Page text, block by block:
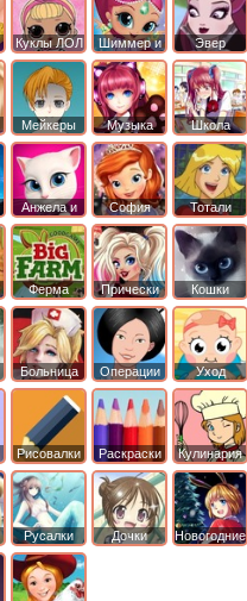
Куклы ЛОЛ
Шиммер и
Шайн
Эвер
Афтер Хай
Мейкеры Музыка Школа
Анжела и
том
София
Прекрасная
Тотали
Спайс
Ферма Прически Кошки
Больница Операции Уход
Рисовалки Раскраски Кулинария
Русалки Дочки Новогодние